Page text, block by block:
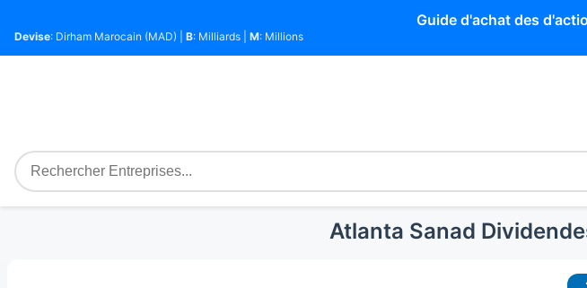
Guide d'achat des
Devise: Dirham Marocain (MAD) | B: Milliards | M: Millions
Atlanta Sanad